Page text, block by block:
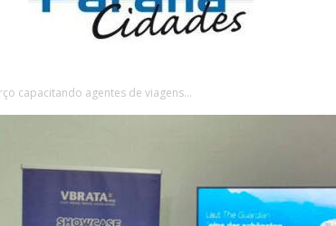
Jornal
capacitando agentes de viagens...